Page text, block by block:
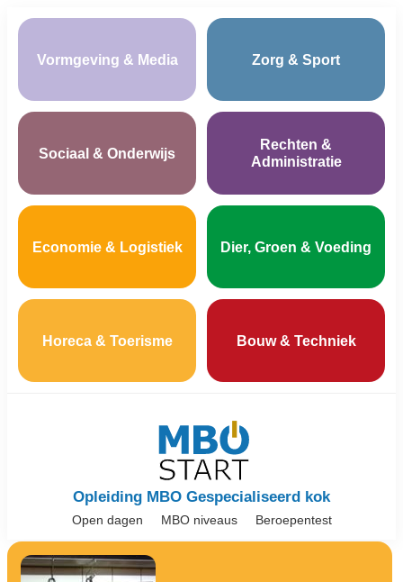
Vormgeving & Media Zorg & Sport
Sociaal & Onderwijs
Rechten &
Administratie
Economie & Logistiek Dier, Groen & Voeding
Horeca & Toerisme Bouw & Techniek
Opleiding MBO Gespecialiseerd kok
Open dagen MBO niveaus Beroepentest